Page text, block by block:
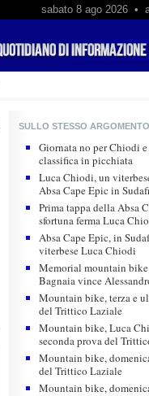
sabato 8 ago 2026 •
SULLO STESSO ARGOMENTO
Giornata no per Chiodi
classifica in picchiata
Luca Chiodi, un
Absa Cape Epic in
Prima tappa della Absa
sfortuna ferma Luca
Absa Cape Epic, in
viterbese Luca Chiodi
Memorial mountain
Bagnaia vince
Mountain bike, terza e
del Trittico Laziale
Mountain bike, Luca
seconda prova del
Mountain bike,
del Trittico Laziale
Mountain bike,